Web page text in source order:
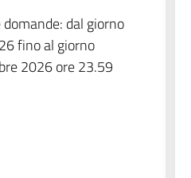
dal giorno
fino al giorno
2026 ore 23.59